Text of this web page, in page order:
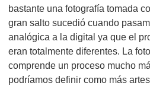
bastante una fotografía tomada
gran salto sucedió cuando
analógica a la digital ya que el
eran totalmente diferentes. La
comprende un proceso mucho
podríamos definir como más